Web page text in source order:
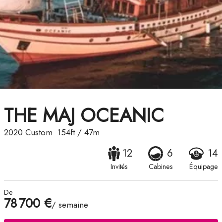
THE MAJ OCEANIC
2020 Custom 154ft/ 47m
12
Invités
6
Cabines
14
Équipage
De
78 700 €/ semaine